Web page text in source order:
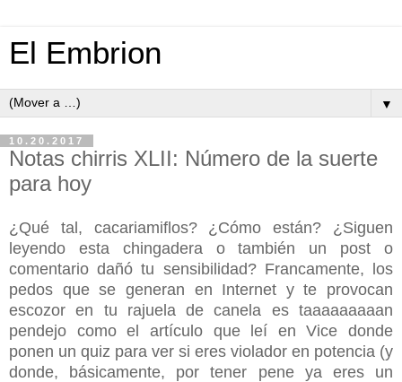
El Embrion
▼
10.20.2017
Notas chirris XLII: Número de la suerte
para hoy
¿Qué tal, cacariamiflos? ¿Cómo están? ¿Siguen
leyendo esta chingadera o también un post o
comentario dañó tu sensibilidad? Francamente, los
pedos que se generan en Internet y te provocan
escozor en tu rajuela de canela es taaaaaaaaan
pendejo como el artículo que leí en Vice donde
ponen un quiz para ver si eres violador en potencia (y
donde, básicamente, por tener pene ya eres un